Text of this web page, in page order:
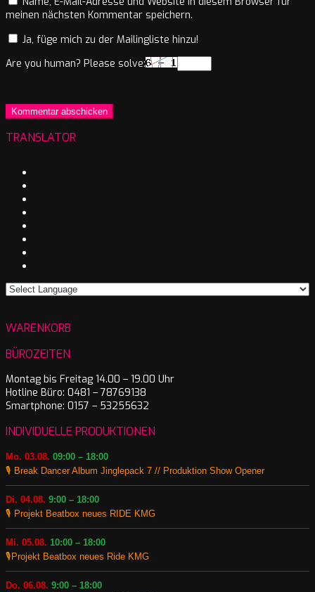
meinen nächsten Kommentar speichern.
Ja, füge mich zu der Mailingliste hinzu!
Are you human? Please solve:
TRANSLATOR
WARENKORB
BÜROZEITEN
Montag bis Freitag 14.00 – 19.00 Uhr
Hotline Büro: 0481 – 78769138
Smartphone: 0157 – 53255632
INDIVIDUELLE PRODUKTIONEN
Mo. 03.08. 09:00 – 18:00
🎙️ Break Dancer Album Jinglepack 7 // Produktion Show Opener
Di. 04.08. 9:00 – 18:00
🎙️ Projekt Beatbox neues RIDE KMG
Mi. 05.08. 10:00 – 18:00
🎙️Projekt Beatbox neues Ride KMG
Do. 06.08. 9:00 – 18:00